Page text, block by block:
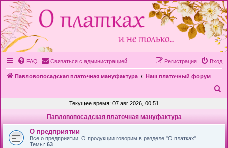
FAQ Связаться с администрацией Вход
Регистрация
Павловопосадская платочная мануфактура
Наш платочный форум
с
Текущее время: 07 авг 2026, 00:51
Павловопосадская платочная мануфактура
О предприятии
Все о предприятии. О продукции говорим в разделе "О платках"
Темы: 63